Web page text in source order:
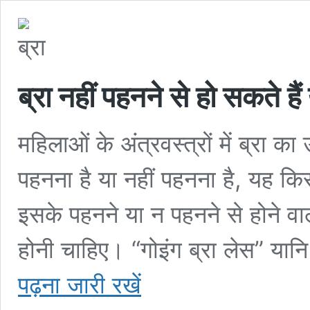
ब्रा नहीं पहनने से हो सकते
महिलाओं के अंत्रवस्त्रों में ब्रा
पहनना है या नहीं पहनना है, यह
इसके पहनने या न पहनने से होने
होनी चाहिए। “गोइंग ब्रा लेस”
पढ़ना जारी रखें